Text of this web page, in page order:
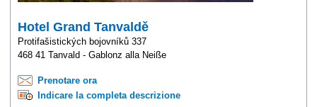
Hotel Grand Tanvaldě
Protifašistických bojovníků 337
468 41 Tanvald - Gablonz alla Neiße
Prenotare ora
Indicare la completa descrizione